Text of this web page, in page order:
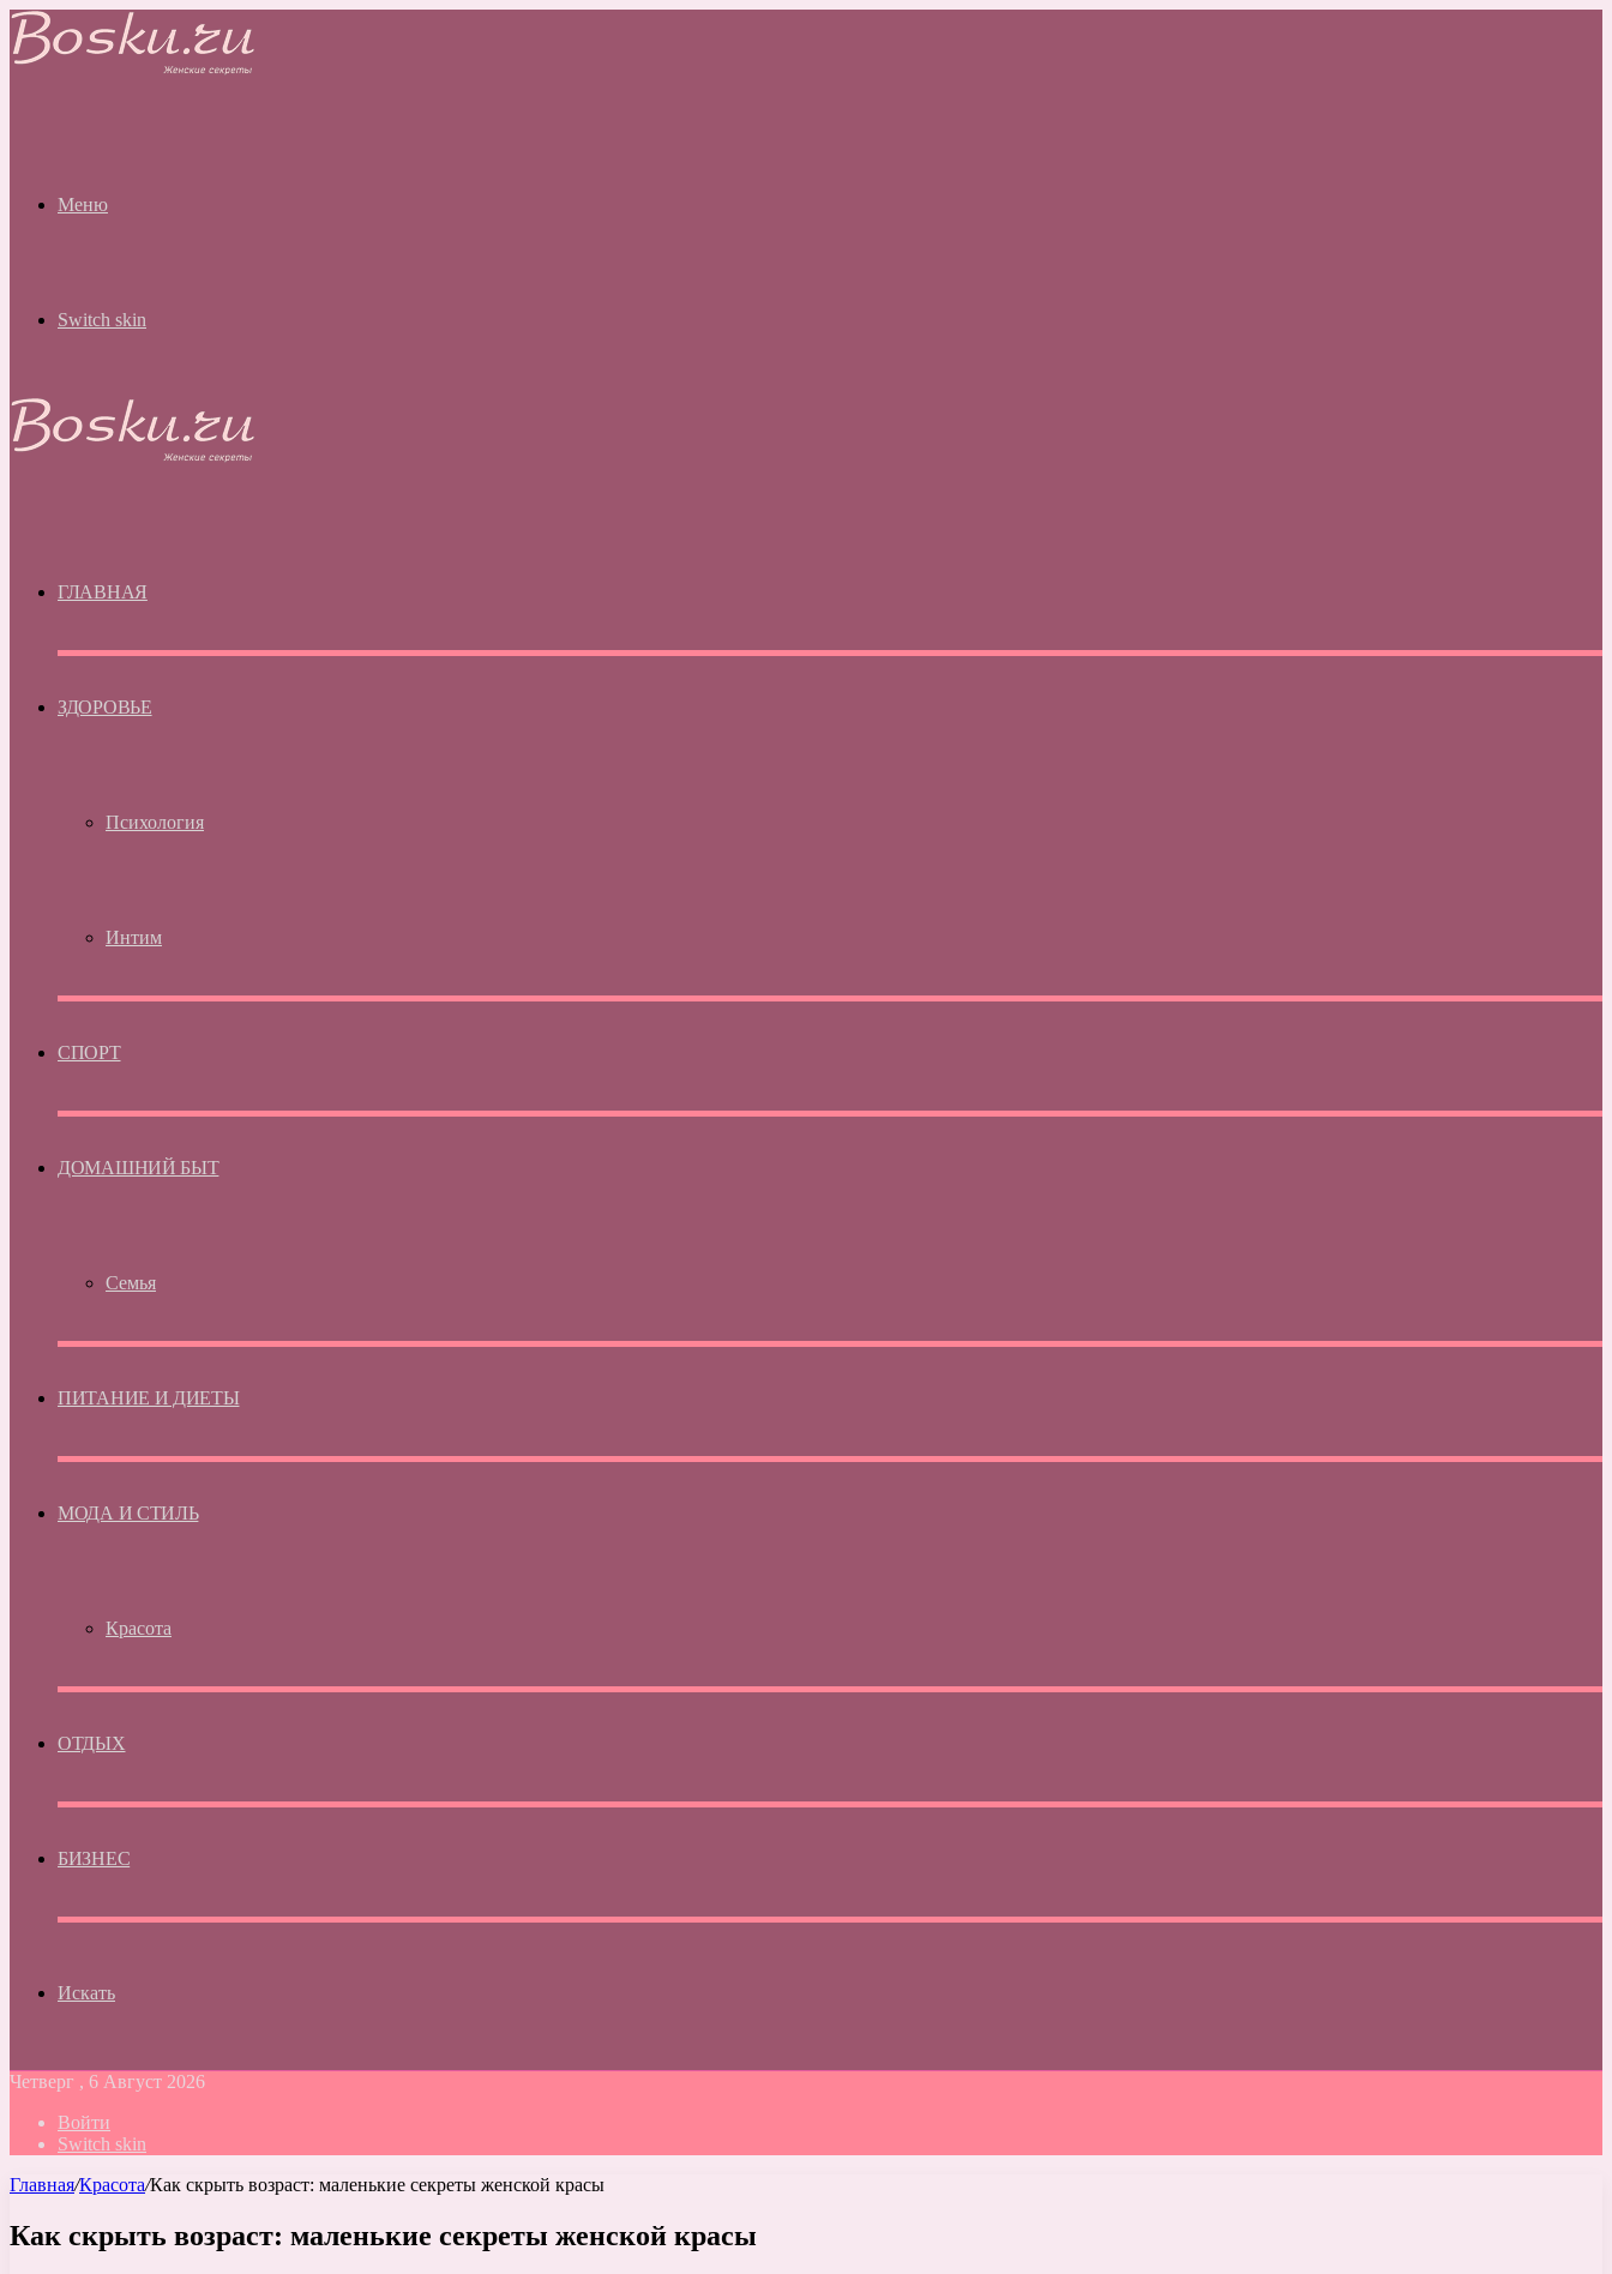
Меню
Switch skin
ГЛАВНАЯ
ЗДОРОВЬЕ
Психология
Интим
СПОРТ
ДОМАШНИЙ БЫТ
Семья
ПИТАНИЕ И ДИЕТЫ
МОДА И СТИЛЬ
Красота
ОТДЫХ
БИЗНЕС
Искать
Четверг , 6 Август 2026
Войти
Switch skin
Главная/Красота/Как скрыть возраст: маленькие секреты женской красы
Как скрыть возраст: маленькие секреты женской красы